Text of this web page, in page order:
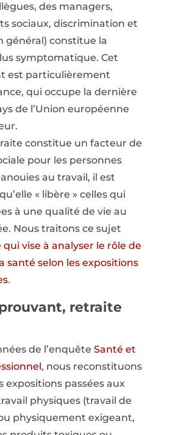
des managers,
sociaux, discrimination et
général) constitue la
symptomatique. Cet
est particulièrement
qui occupe la dernière
de l’Union européenne
constitue un facteur de
pour les personnes
au travail, il est
« libère » celles qui
à une qualité de vie au
Nous traitons ce sujet
vise à analyser le rôle de
santé selon les expositions
.
retraite
de l’enquête Santé et
, nous reconstituons
expositions passées aux
physiques (travail de
physiquement exigeant,